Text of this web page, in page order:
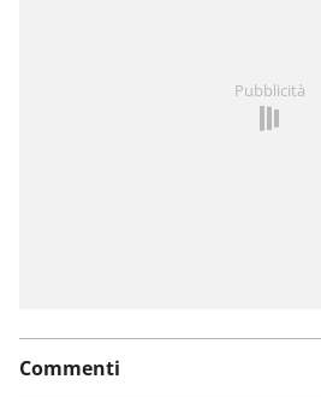
Pubblicità
Commenti